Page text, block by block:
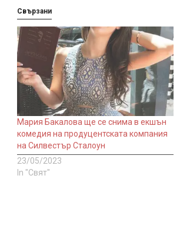
Свързани
Мария Бакалова ще се снима в екшън
комедия на продуцентската компания
на Силвестър Сталоун
23/05/2023
In "Свят"